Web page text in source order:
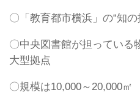
〇「教育都市横浜」の“知の
〇中央図書館が担っている
大型拠点
〇規模は10,000～20,000㎡